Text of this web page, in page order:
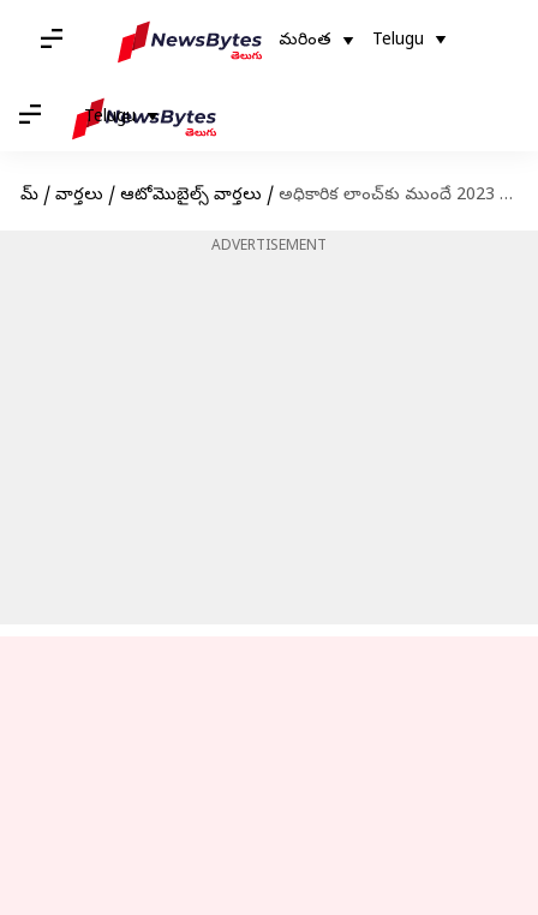
మరింత Telugu
Telugu
హోమ్ / వార్తలు / ఆటోమొబైల్స్ వార్తలు / అధికారిక లాంచ్‌కు ముందే 2023 హోండా సిటీ ఫేస్‌లిఫ్ట్ చిత్రాలు లీక్
ADVERTISEMENT